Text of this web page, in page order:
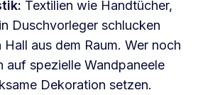
Textilien wie Handtücher,
Duschvorleger schlucken
aus dem Raum. Wer noch
auf spezielle Wandpaneele
Dekoration setzen.